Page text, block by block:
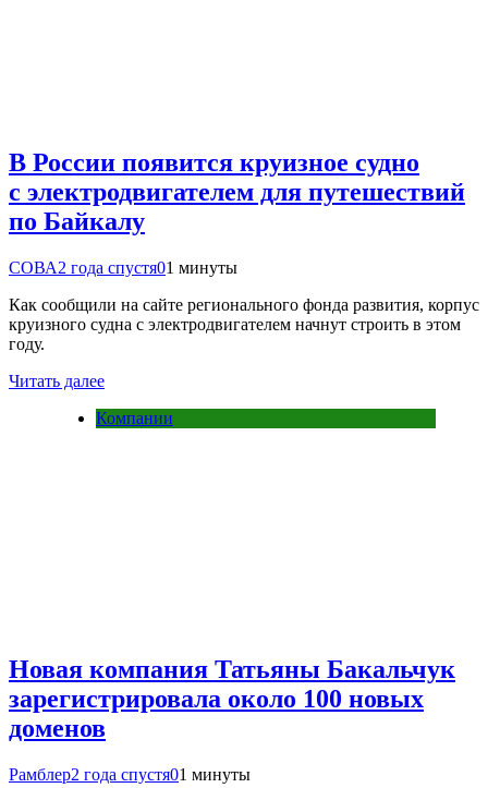
В России появится круизное судно
с электродвигателем для путешествий
по Байкалу
СОВА2 года спустя01 минуты
Как сообщили на сайте регионального фонда развития, корпус
круизного судна с электродвигателем начнут строить в этом
году.
Читать далее
Компании
Новая компания Татьяны Бакальчук
зарегистрировала около 100 новых
доменов
Рамблер2 года спустя01 минуты